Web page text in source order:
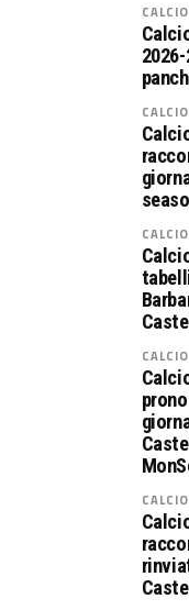
CALCIO
CALCIO
CALCIO
CALCIO
CALCIO